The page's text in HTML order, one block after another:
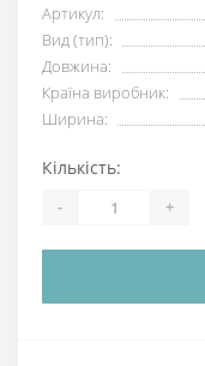
Артикул:
Вид (тип):
Довжина:
Країна виробник:
Ширина:
Кількість:
- +